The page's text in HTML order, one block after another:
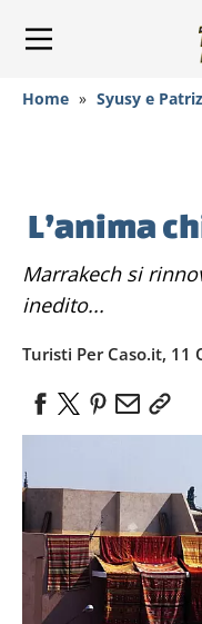
Home » Syusy e
L’anima
Marrakech si rinnova, mostrando un volto
inedito...
Turisti Per Caso.it, 11